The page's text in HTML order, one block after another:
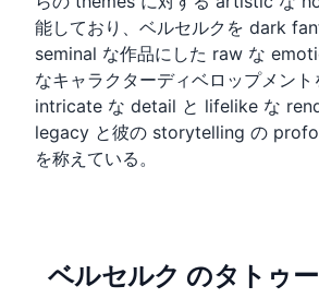
能しており、ベルセルクを dark
seminal な作品にした raw な
なキャラクターディベロップメント
intricate な detail と lifelike な
legacy と彼の storytelling の
を称えている。
ベルセルク のタトゥ